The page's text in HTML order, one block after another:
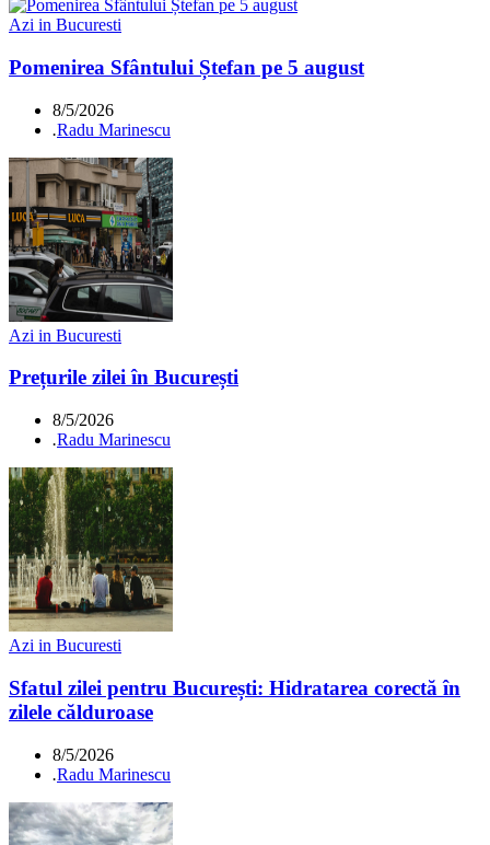
Azi in Bucuresti
Pomenirea Sfântului Ștefan pe 5 august
8/5/2026
.Radu Marinescu
Azi in Bucuresti
Prețurile zilei în București
8/5/2026
.Radu Marinescu
Azi in Bucuresti
Sfatul zilei pentru București: Hidratarea corectă în
zilele călduroase
8/5/2026
.Radu Marinescu